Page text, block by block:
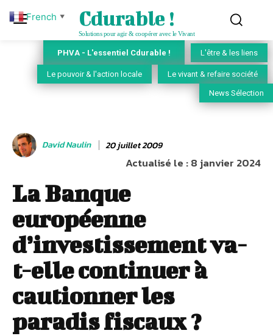
Cdurable !
Solutions pour agir & coopérer avec le Vivant
PHVA - L'essentiel Cdurable ! L'être & les liens
Le pouvoir & l'action locale Le vivant & refaire société
News Sélection
David Naulin 20 juillet 2009
Actualisé le :8 janvier 2024
La Banque
européenne
d’investissement va-
t-elle continuer à
cautionner les
paradis fiscaux ?
French ▼